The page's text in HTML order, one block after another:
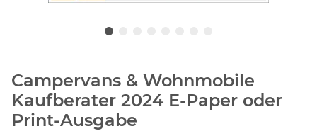
Campervans & Wohnmobile
Kaufberater 2024 E-Paper oder
Print-Ausgabe